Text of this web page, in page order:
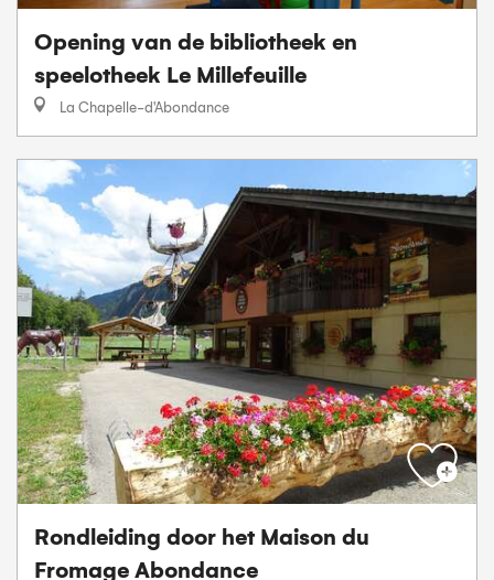
Opening van de bibliotheek en
speelotheek Le Millefeuille
La Chapelle-d'Abondance
Rondleiding door het Maison du
Fromage Abondance